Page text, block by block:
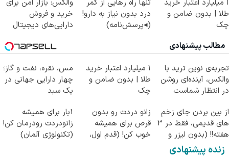
۱ میلیارد اعتبار خرید
طلا | بدون ضامن و
چک
تنها راه رهایی از کمر
درد بدون نیاز به دارو!
(◂پرسش‌نامه)
والکس: بازار امن برای
خرید و فروش
دارایی‌های دیجیتال
مطالب پیشنهادی
تجربه‌ی نوین ترید با
والکس، آینده‌ای روشن
در انتظار شماست
۱ میلیارد اعتبار خرید
طلا | بدون ضامن و
چک
مس، نقره، نفت و گاز؛
چهار دارایی جهانی در
یک سبد
از بین بردن جای زخم
های قدیمی، فقط در 3
هفته!! (بدون لیزر و
جراحی)
زانو دردت رو بدون
قرص برای همیشه
خوب کن! (قدم اول،
1بار برای همیشه
زانودردت رودرمان کن!
(تکنولوژی آلمان)
زنده پیشنهادی